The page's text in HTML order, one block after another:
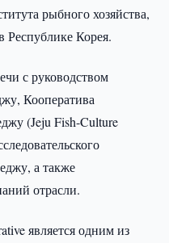
рыбного хозяйства,
Республике Корея.
с руководством
Кооператива
(Jeju Fish-Culture
а также
отрасли.
является одним из